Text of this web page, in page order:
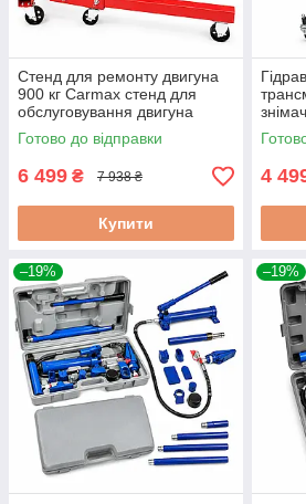
Стенд для ремонту двигуна
900 кг Carmax стенд для
обслуговування двигуна
стенд для автосервісу
Готово до відправки
6 499 ₴ 7 938 ₴
Купити
4
–19% –19%